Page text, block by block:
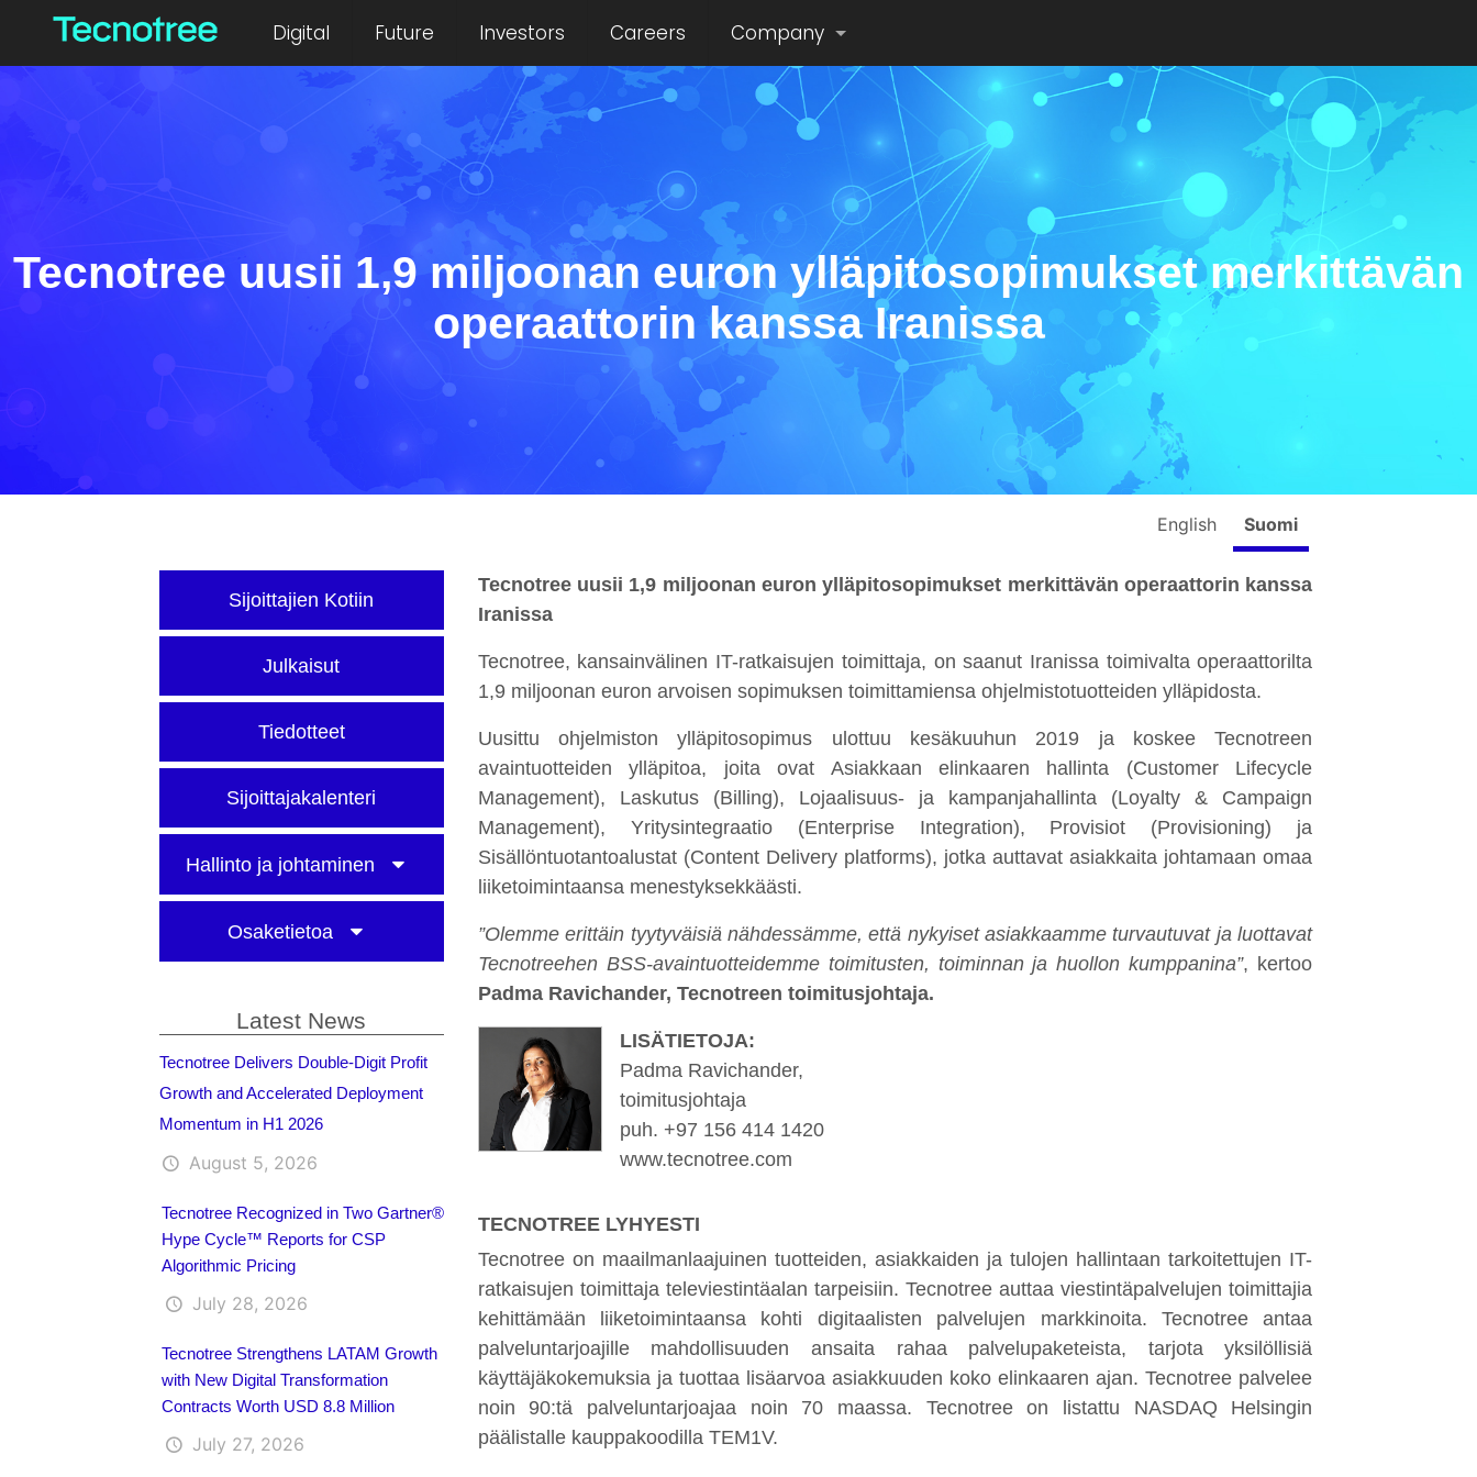
Digital Future Investors Careers Company
Tecnotree uusii 1,9 miljoonan euron ylläpitosopimukset merkittävän
operaattorin kanssa Iranissa
English Suomi
Sijoittajien Kotiin
Julkaisut
Tiedotteet
Sijoittajakalenteri
Hallinto ja johtaminen
Osaketietoa
Latest News
Tecnotree Delivers Double-Digit Profit
Growth and Accelerated Deployment
Momentum in H1 2026
August 5, 2026
Tecnotree Recognized in Two Gartner®
Hype Cycle™ Reports for CSP
Algorithmic Pricing
July 28, 2026
Tecnotree Strengthens LATAM Growth
with New Digital Transformation
Contracts Worth USD 8.8 Million
July 27, 2026
Tecnotree uusii 1,9 miljoonan euron ylläpitosopimukset merkittävän operaattorin kanssa
Iranissa
Tecnotree, kansainvälinen IT-ratkaisujen toimittaja, on saanut Iranissa toimivalta operaattorilta
1,9 miljoonan euron arvoisen sopimuksen toimittamiensa ohjelmistotuotteiden ylläpidosta.
Uusittu ohjelmiston ylläpitosopimus ulottuu kesäkuuhun 2019 ja koskee Tecnotreen
avaintuotteiden ylläpitoa, joita ovat Asiakkaan elinkaaren hallinta (Customer Lifecycle
Management), Laskutus (Billing), Lojaalisuus- ja kampanjahallinta (Loyalty & Campaign
Management), Yritysintegraatio (Enterprise Integration), Provisiot (Provisioning) ja
Sisällöntuotantoalustat (Content Delivery platforms), jotka auttavat asiakkaita johtamaan omaa
liiketoimintaansa menestyksekkäästi.
”Olemme erittäin tyytyväisiä nähdessämme, että nykyiset asiakkaamme turvautuvat ja luottavat
Tecnotreehen BSS-avaintuotteidemme toimitusten, toiminnan ja huollon kumppanina”, kertoo
Padma Ravichander, Tecnotreen toimitusjohtaja.
LISÄTIETOJA:
Padma Ravichander,
toimitusjohtaja
puh. +97 156 414 1420
www.tecnotree.com
TECNOTREE LYHYESTI
Tecnotree on maailmanlaajuinen tuotteiden, asiakkaiden ja tulojen hallintaan tarkoitettujen IT-
ratkaisujen toimittaja televiestintäalan tarpeisiin. Tecnotree auttaa viestintäpalvelujen toimittajia
kehittämään liiketoimintaansa kohti digitaalisten palvelujen markkinoita. Tecnotree antaa
palveluntarjoajille mahdollisuuden ansaita rahaa palvelupaketeista, tarjota yksilöllisiä
käyttäjäkokemuksia ja tuottaa lisäarvoa asiakkuuden koko elinkaaren ajan. Tecnotree palvelee
noin 90:tä palveluntarjoajaa noin 70 maassa. Tecnotree on listattu NASDAQ Helsingin
päälistalle kauppakoodilla TEM1V.